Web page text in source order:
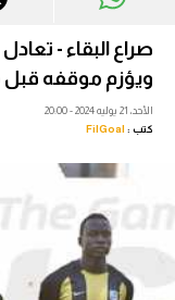
ميركاتو
فانتازي في الجول
مسابقة التوقعات
فيديوهات
عدسات
آراء حرة
صراع البقاء -
ويؤزم موقفه قبل
الأحد، 21 يوليه 2024 - 20:00
كتب : FilGoal